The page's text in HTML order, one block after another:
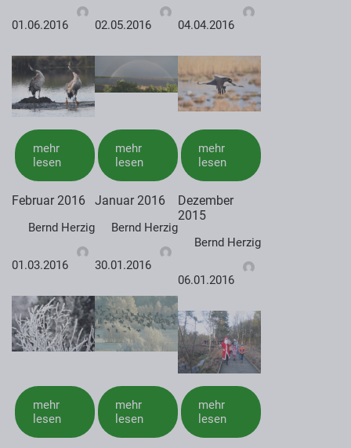
01.06.2016
mehr
lesen
02.05.2016
mehr
lesen
04.04.2016
mehr
lesen
Februar 2016
Bernd Herzig
01.03.2016
mehr
lesen
Januar 2016
Bernd Herzig
30.01.2016
mehr
lesen
Dezember
2015
Bernd Herzig
06.01.2016
mehr
lesen